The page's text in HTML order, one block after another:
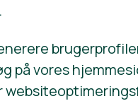
på vores